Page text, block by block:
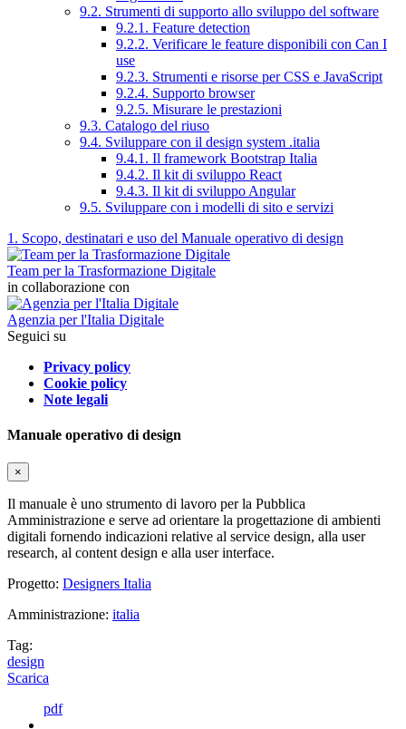
9.2. Strumenti di supporto allo sviluppo del software
9.2.1. Feature detection
9.2.2. Verificare le feature disponibili con Can I
use
9.2.3. Strumenti e risorse per CSS e JavaScript
9.2.4. Supporto browser
9.2.5. Misurare le prestazioni
9.3. Catalogo del riuso
9.4. Sviluppare con il design system .italia
9.4.1. Il framework Bootstrap Italia
9.4.2. Il kit di sviluppo React
9.4.3. Il kit di sviluppo Angular
9.5. Sviluppare con i modelli di sito e servizi
1. Scopo, destinatari e uso del Manuale operativo di design
Team per la Trasformazione Digitale
in collaborazione con
Agenzia per l'Italia Digitale
Seguici su
Privacy policy
Cookie policy
Note legali
Manuale operativo di design
×
Il manuale è uno strumento di lavoro per la Pubblica
Amministrazione e serve ad orientare la progettazione di ambienti
digitali fornendo indicazioni relative al service design, alla user
research, al content design e alla user interface.
Progetto: Designers Italia
Amministrazione: italia
Tag:
design
Scarica
pdf